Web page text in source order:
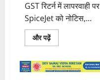
GST रिटर्न में लापरवाही पर
SpiceJet को नोटिस,...
और पढ़ेंRead
more
करोड़
की